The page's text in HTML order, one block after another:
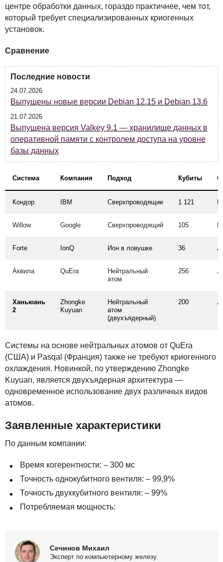
центре обработки данных, гораздо практичнее, чем тот,
который требует специализированных криогенных
установок.
Сравнение
Последние новости
24.07.2026
Выпущены новые версии Debian 12.15 и Debian 13.6
21.07.2026
Выпущена версия Valkey 9.1 — хранилище данных в
оперативной памяти с контролем доступа на уровне
базы данных
Система Компания Подход Кубиты
Кондор IBM Сверхпроводящие 1 121
Willow Google Сверхпроводящий 105
Forte IonQ Ион в ловушке 36
Аквила QuEra
Нейтральный
атом
256
Ханьюань
2
Zhongke
Kuyuan
Нейтральный
атом
(двухъядерный)
200
Системы на основе нейтральных атомов от QuEra
(США) и Pasqal (Франция) также не требуют криогенного
охлаждения. Новинкой, по утверждению Zhongke
Kuyuan, является двухъядерная архитектура —
одновременное использование двух различных видов
атомов.
Заявленные характеристики
По данным компании:
Время когерентности: – 300 мс
Точность однокубитного вентиля: – 99,9%
Точность двухкубитного вентиля: – 99%
Потребляемая мощность:
Сечинов Михаил
Эксперт по компьютерному железу